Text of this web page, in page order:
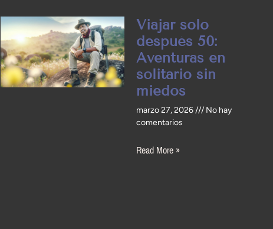
Viajar solo
después 50:
Aventuras en
solitario sin
miedos
marzo 27, 2026
No hay
comentarios
Read More »